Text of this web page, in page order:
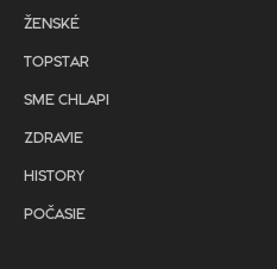
ŽENSKÉ
TOPSTAR
SME CHLAPI
ZDRAVIE
HISTORY
POČASIE